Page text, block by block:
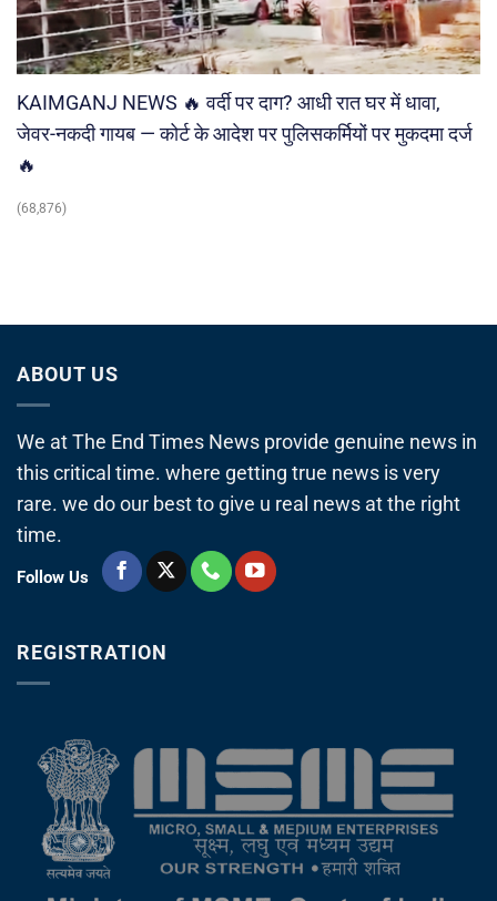
KAIMGANJ NEWS 🔥 वर्दी पर दाग? आधी रात घर में धावा,
जेवर-नकदी गायब — कोर्ट के आदेश पर पुलिसकर्मियों पर मुकदमा दर्ज
🔥
(68,876)
ABOUT US
We at The End Times News provide genuine news in
this critical time. where getting true news is very
rare. we do our best to give u real news at the right
time.
Follow Us
REGISTRATION